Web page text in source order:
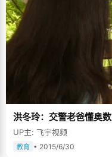
洪冬玲：交警老爸懂奥数
UP主: 飞宇视频
教育 • 2015/6/30